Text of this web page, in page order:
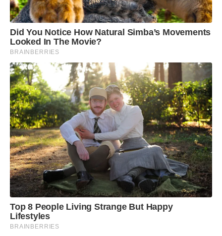
Did You Notice How Natural Simba’s Movements
Looked In The Movie?
BRAINBERRIES
Top 8 People Living Strange But Happy
Lifestyles
BRAINBERRIES